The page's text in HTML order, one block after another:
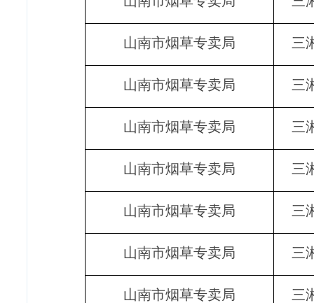
山南市烟草专卖局 三
山南市烟草专卖局 三
山南市烟草专卖局 三
山南市烟草专卖局 三
山南市烟草专卖局 三
山南市烟草专卖局 三
山南市烟草专卖局 三